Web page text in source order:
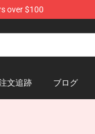
over $100
文追跡 ブログ